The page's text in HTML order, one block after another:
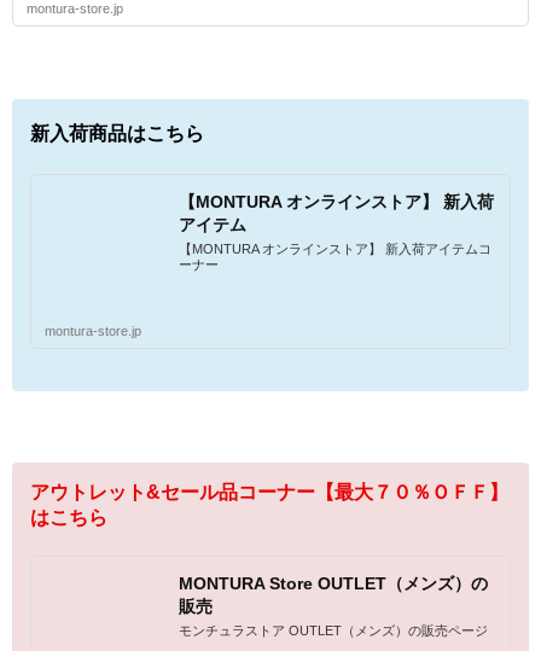
montura-store.jp
新入荷商品はこちら
【MONTURA オンラインストア】 新入荷
アイテム
【MONTURA オンラインストア】 新入荷アイテムコ
ーナー
montura-store.jp
アウトレット&セール品コーナー【最大７０％ＯＦＦ】
はこちら
MONTURA Store OUTLET（メンズ）の
販売
モンチュラストア OUTLET（メンズ）の販売ページ